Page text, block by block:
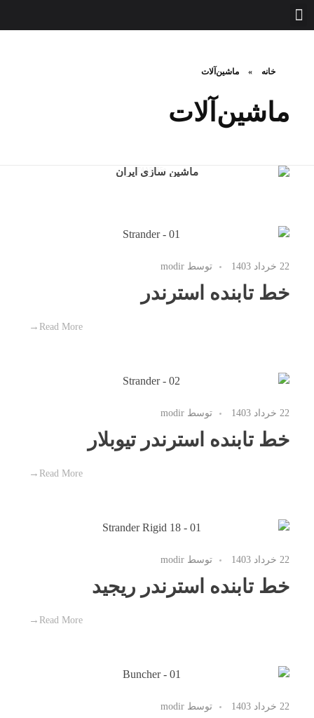
خانه » ماشین‌آلات
ماشین‌آلات
ماشین سازی ایران
22 خرداد 1403 توسط modir
خط تابنده استرندر
Read More
22 خرداد 1403 توسط modir
خط تابنده استرندر تیوبلار
Read More
22 خرداد 1403 توسط modir
خط تابنده استرندر ریجید
Read More
22 خرداد 1403 توسط modir